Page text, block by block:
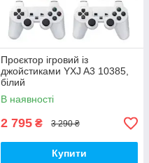
Проєктор ігровий із
джойстиками YXJ A3 10385,
білий
В наявності
2 795 ₴ 3 290 ₴
Купити